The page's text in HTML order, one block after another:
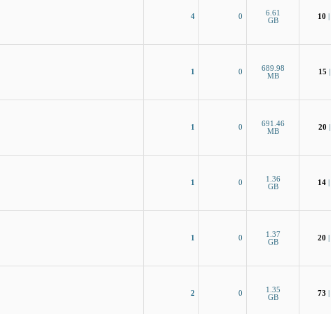
4 0
6.61
GB
10
1 0
689.98
MB
15
1 0
691.46
MB
20
1 0
1.36
GB
14
1 0
1.37
GB
20
2 0
1.35
GB
73